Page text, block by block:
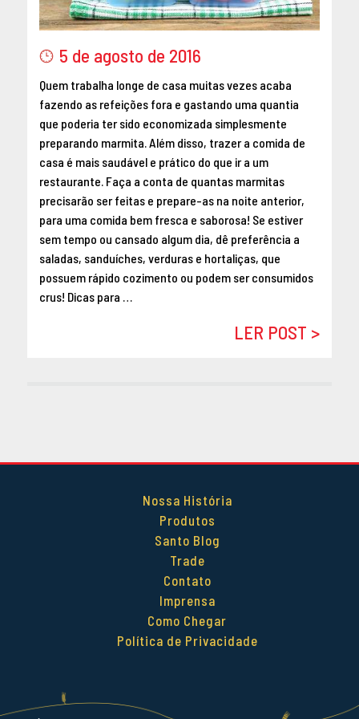
MAIO 2016
MARÇO 2016
FEVEREIRO 2016
JANEIRO 2016
DEZEMBRO 2015
NOVEMBRO 2015
OUTUBRO 2015
AGOSTO 2015
JULHO 2015
JUNHO 2015
ABRIL 2015
MAIO 2014
5 de agosto de 2016
Quem trabalha longe de casa muitas vezes acaba
fazendo as refeições fora e gastando uma quantia
que poderia ter sido economizada simplesmente
preparando marmita. Além disso, trazer a comida de
casa é mais saudável e prático do que ir a um
restaurante. Faça a conta de quantas marmitas
precisarão ser feitas e prepare-as na noite anterior,
para uma comida bem fresca e saborosa! Se estiver
sem tempo ou cansado algum dia, dê preferência a
saladas, sanduíches, verduras e hortaliças, que
possuem rápido cozimento ou podem ser consumidos
crus! Dicas para …
LER POST >
Nossa História
Produtos
Santo Blog
Trade
Contato
Imprensa
Como Chegar
Política de Privacidade